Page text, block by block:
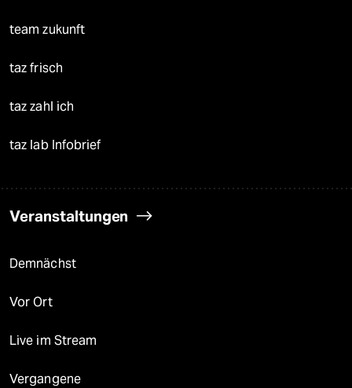
team zukunft
taz frisch
taz zahl ich
taz lab Infobrief
Veranstaltungen
Demnächst
Vor Ort
Live im Stream
Vergangene